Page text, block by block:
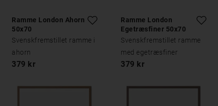
Ramme London Ahorn
50x70
Svenskfremstillet ramme i
ahorn
379 kr
Ramme London
Egetræsfiner 50x70
Svenskfremstillet ramme
med egetræsfiner
379 kr